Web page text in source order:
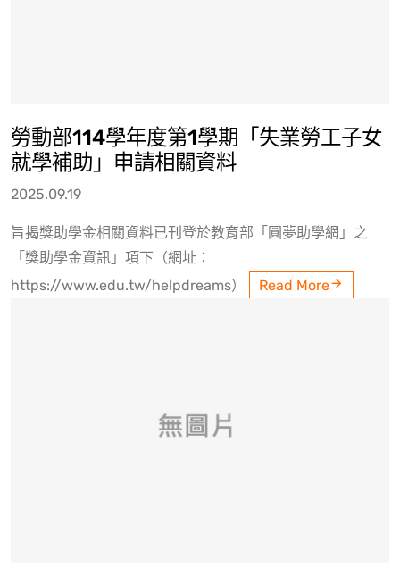
勞動部114學年度第1學期「失業勞工子女
就學補助」申請相關資料
2025.09.19
旨揭獎助學金相關資料已刊登於教育部「圓夢助學網」之
「獎助學金資訊」項下（網址：
https://www.edu.tw/helpdreams）
Read More